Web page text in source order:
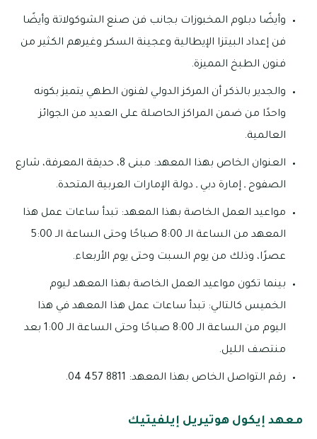
وأيضًا دبلوم المخبوزات بجانب فن صنع الشوكولاتة وأيضًا
فن إعداد البيتزا الإيطالية وعجينة السكر وغيرهم الكثير من
فنون الطبخ المميزة.
والجدير بالذكر أن المركز الدولي لفنون الطهي يتميز بكونه
واحدًا من ضمن المراكز الحاصلة على العديد من الجوائز
العالمية.
العنوان الخاص بهذا المعهد: مبنى 8، حديقة المعرفة، شارع
الصفوح ـ إمارة دبي ـ دولة الإمارات العربية المتحدة.
مواعيد العمل الخاصة بهذا المعهد: تبدأ ساعات عمل هذا
المعهد من الساعة الـ 8:00 صباحًا وحتى الساعة الـ 5:00
عصرًا، وذلك من يوم السبت وحتى يوم الأربعاء.
بينما تكون مواعيد العمل الخاصة بهذا المعهد ليوم
الخميس كالتالي: تبدأ ساعات عمل هذا المعهد في هذا
اليوم من الساعة الـ 8:00 صباحًا وحتى الساعة الـ 1:00 بعد
منتصف الليل.
رقم التواصل الخاص بهذا المعهد: 8811 457 04.
معهد إيكول هوتيريل إيلفيتيك